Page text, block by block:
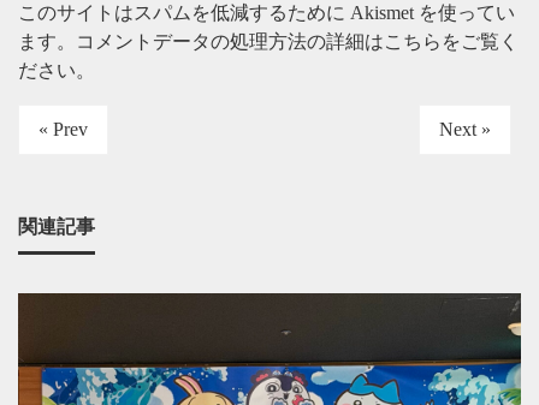
このサイトはスパムを低減するために Akismet を使ってい
ます。
コメントデータの処理方法の詳細はこちらをご覧く
ださい。
« Prev Next »
関連記事